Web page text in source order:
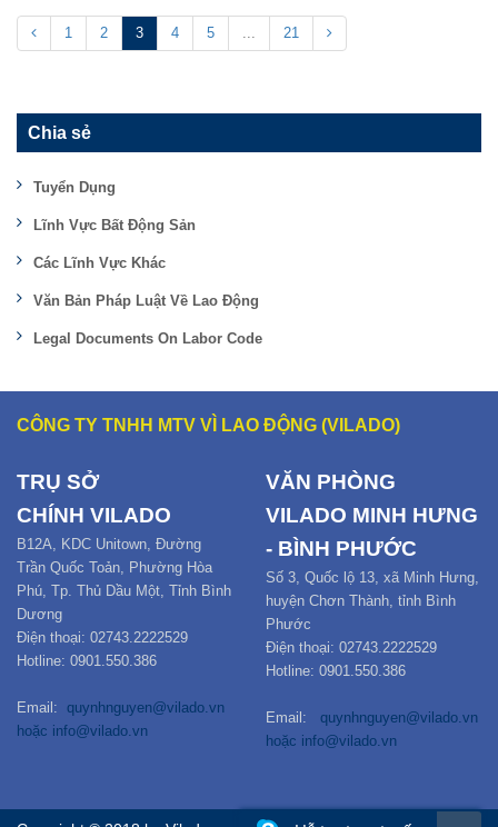
1 2 3 4 5 21
Chia sẻ
Tuyển Dụng
Lĩnh Vực Bất Động Sản
Các Lĩnh Vực Khác
Văn Bản Pháp Luật Về Lao Động
Legal Documents On Labor Code
CÔNG TY TNHH MTV VÌ LAO ĐỘNG (VILADO)
TRỤ SỞ
CHÍNH VILADO
B12A,
KDC Unitown, Đường
Trần Quốc Toản,
Phường Hòa
Phú Tp. Thủ Dầu Một, Tỉnh Bình
Dương
Điện thoại: 02743.2222529
Hotline: 0901.550.386
Email: quynhnguyen@vilado.vn
hoặc info@vilado.vn
VĂN PHÒNG
VILADO MINH HƯNG
- BÌNH PHƯỚC
Số 3, Quốc lộ 13, xã Minh Hưng,
huyện Chơn Thành, tỉnh Bình
Phước
Điện thoại: 02743.2222529
Hotline: 0901.550.386
Email:
quynhnguyen@vilado.vn
hoặc info@vilado.vn